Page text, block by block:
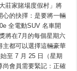
莊家賭場度假村」將
心的抉擇：是要將一輛
全電動SUV 名車開
將在7月的每個星期六
主都可以選擇這輛豪華
至 7 月 25 日（星期
尚會員需要緊記：正確